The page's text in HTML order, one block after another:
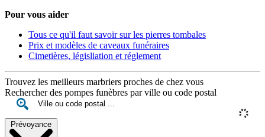
Pour vous aider
Tous ce qu'il faut savoir sur les pierres tombales
Prix et modèles de caveaux funéraires
Cimetières, législiation et réglement
Trouvez les meilleurs marbriers proches de chez vous
Rechercher des pompes funèbres par ville ou code postal
Prévoyance